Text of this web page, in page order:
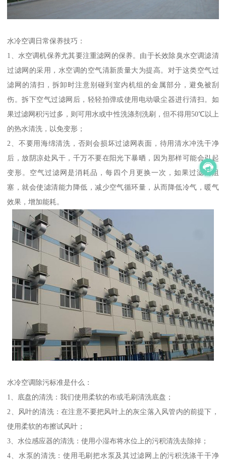
水冷空调日常保养技巧：
1、水空调机保养尤其要注重滤网的保养。由于长效除臭水空调滤清
过滤网的采用，水空调的空气清新质量大为提高。对于这类空气过
滤网的清扫，拆卸时注意别碰到室内机组的金属部分，避免被刮
伤。拆下空气过滤网后，轻轻拍弹或使用电动吸尘器进行清扫。如
果过滤网积污过多，则可用水或中性洗涤剂洗刷，但不得用50℃以上
的热水清洗，以免变形；
2、不要用海绵清洗，否则会损坏过滤网表面，待用清水冲洗干净
后，放阴凉处风干，千万不要在阳光下暴晒，因为那样可能会引起
变形。空气过滤网是消耗品，每四个月更换一次，如果过滤网阻
塞，就会使滤清能力降低，减少空气循环量，从而降低冷气，暖气
效果，增加能耗。
水冷空调除污标准是什么：
1、底盘的清洗：我们使用柔软的布或毛刷清洗底盘；
2、风叶的清洗：在注意不要把风叶上的灰尘落入风管内的前提下，
使用柔软的布擦试风叶；
3、水位感应器的清洗：使用小湿布将水位上的污积清洗去除掉；
4、水泵的清洗：使用毛刷把水泵及其过滤网上的污积洗涤干干净